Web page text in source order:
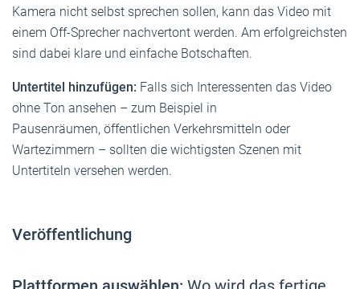
Kamera nicht selbst sprechen sollen, kann das Video mit
einem Off-Sprecher nachvertont werden. Am erfolgreichsten
sind dabei klare und einfache Botschaften.
Untertitel hinzufügen: Falls sich Interessenten das Video
ohne Ton ansehen – zum Beispiel in
Pausenräumen, öffentlichen Verkehrsmitteln oder
Wartezimmern – sollten die wichtigsten Szenen mit
Untertiteln versehen werden.
Veröffentlichung